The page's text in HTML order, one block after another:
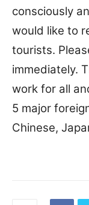
consciously
would like to
tourists.
immediately.
work for all
5 major
Chinese,